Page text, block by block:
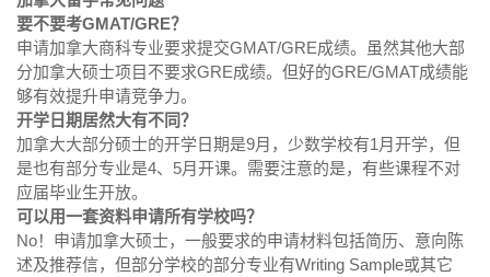
要不要考GMAT/GRE？
申请加拿大商科专业要求提交GMAT/GRE成绩。虽然其他大部
分加拿大硕士项目不要求GRE成绩。但好的GRE/GMAT成绩能
够有效提升申请竞争力。
开学日期居然大有不同？
加拿大大部分硕士的开学日期是9月，少数学校有1月开学，但
是也有部分专业是4、5月开课。需要注意的是，有些课程不对
应届毕业生开放。
可以用一套资料申请所有学校吗？
No！申请加拿大硕士，一般要求的申请材料包括简历、意向陈
述及推荐信，但部分学校的部分专业有Writing Sample或其它